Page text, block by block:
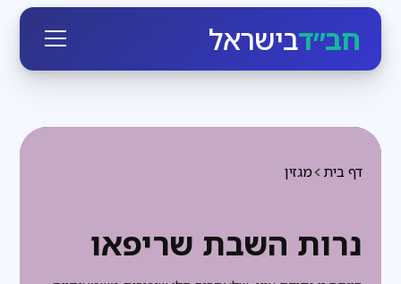
חב״דבישראל
מגזין דף בית
נרות השבת שריפאו